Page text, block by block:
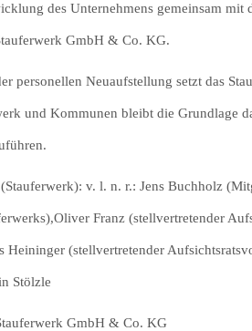
des Unternehmens gemeinsam mit
GmbH & Co. KG.
personellen Neuaufstellung setzt das
und Kommunen bleibt die Grundlage
v. l. n. r.: Jens Buchholz
Franz (stellvertretender
Heininger (stellvertretender
Stölzle
GmbH & Co. KG